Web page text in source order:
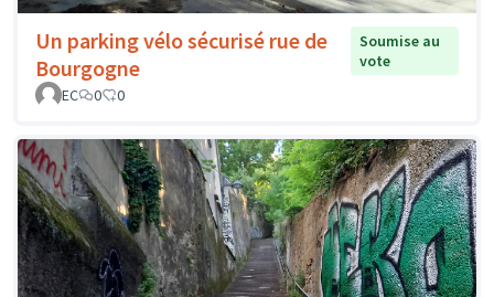
Un parking vélo sécurisé rue de
Bourgogne
Soumise au
vote
EC
0 0